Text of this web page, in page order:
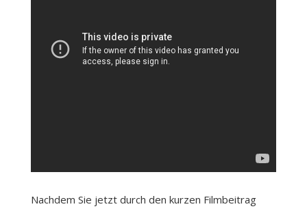
Nachdem Sie jetzt durch den kurzen Filmbeitrag